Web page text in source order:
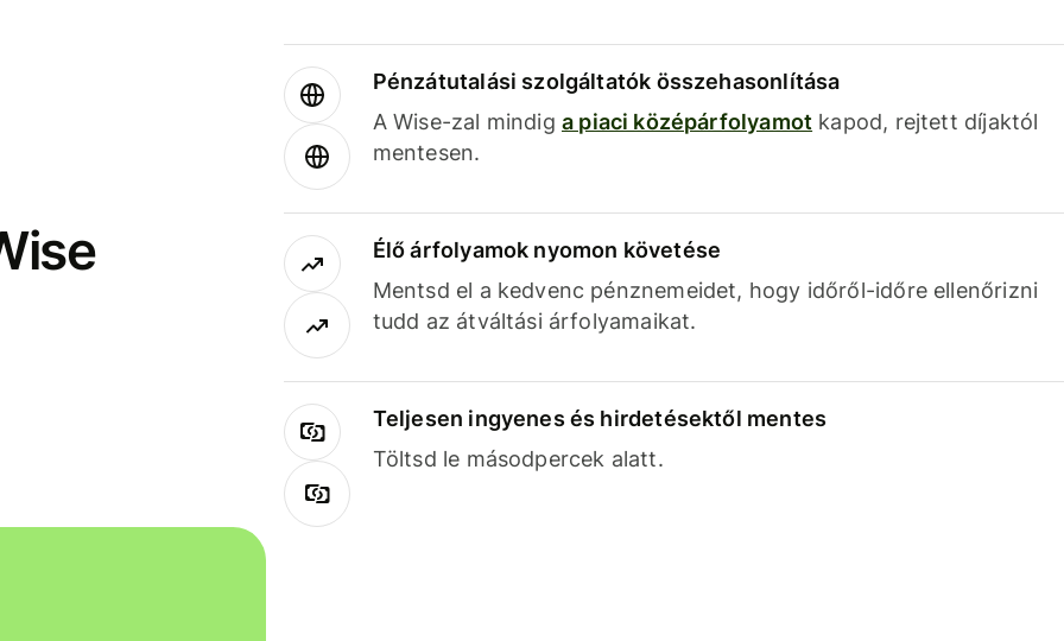
Pénzátutalási szolgáltatók összehasonlítása
A Wise-zal mindig a piaci középárfolyamot kapod, rejtett díjaktól
mentesen.
Élő árfolyamok nyomon követése
Mentsd el a kedvenc pénznemeidet, hogy időről-időre ellenőrizni
tudd az átváltási árfolyamaikat.
Teljesen ingyenes és hirdetésektől mentes
Töltsd le másodpercek alatt.